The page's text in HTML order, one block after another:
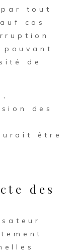
tout
cas
de
des
être
des